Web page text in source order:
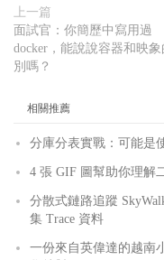
上一篇
面試官：你簡歷中寫用過
docker，能說說容器和映象
別嗎？
相關推薦
分庫分表實戰：可能是
4 張 GIF 圖幫助你理解
分散式鏈路追蹤
集 Trace 資料
一份來自英偉達的越南